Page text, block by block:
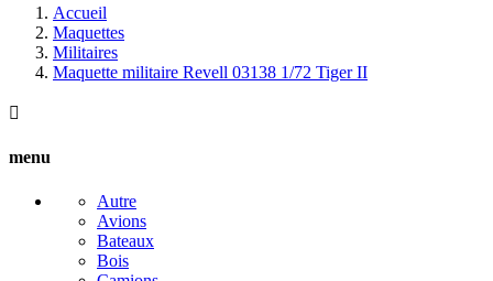
Accueil
Maquettes
Militaires
Maquette militaire Revell 03138 1/72 Tiger II

menu
Autre
Avions
Bateaux
Bois